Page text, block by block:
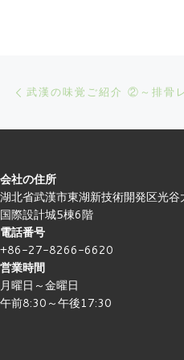
Post navigation
武漢の味覚ご紹介 ②～排骨
会社の住所
湖北省武漢市東湖新技術開発区光
国際設計城5棟6階
電話番号
+86-27-8266-6620
営業時間
月曜日～金曜日
午前8:30～午後17:30